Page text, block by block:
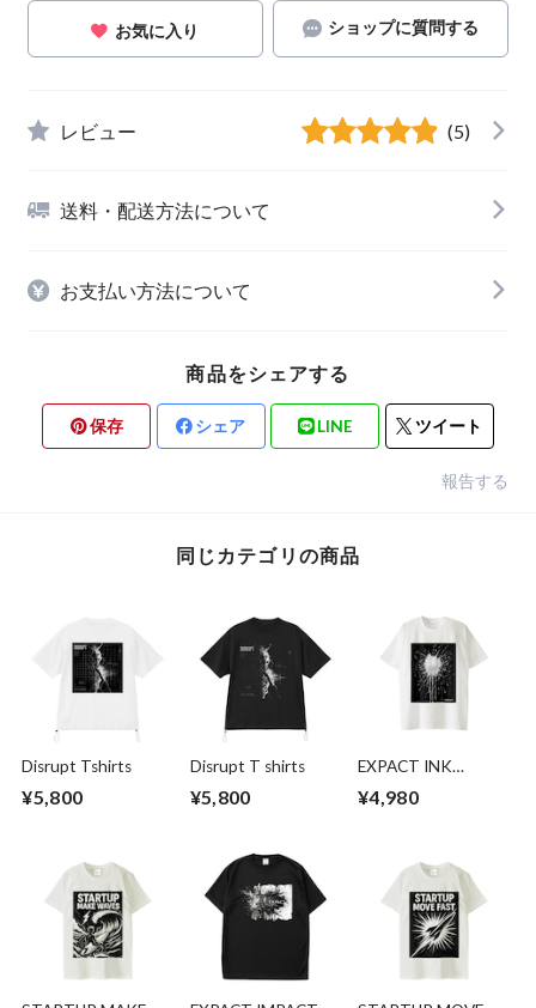
お気に入り ショップに質問する
レビュー (5)
送料・配送方法について
お支払い方法について
商品をシェアする
保存 シェア LINE ツイート
報告する
同じカテゴリの商品
Disrupt Tshirts
¥5,800
Disrupt T shirts
¥5,800
EXPACT INK
¥4,980